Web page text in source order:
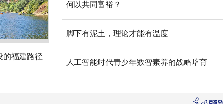
的福建路径
何以共同富裕？
脚下有泥土，理论才能有温度
人工智能时代青少年数智素养的战略培育